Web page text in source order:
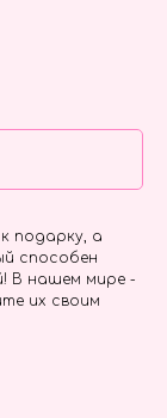
подарку, а
способен
В нашем мире -
их своим